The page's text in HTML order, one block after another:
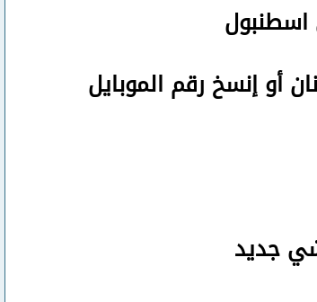
اسطنبول
أوإنسخ رقم الموبايل
جديد